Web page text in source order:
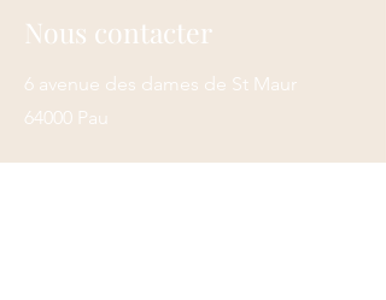
Nous contacter
6 avenue des dames de St Maur
64000 Pau